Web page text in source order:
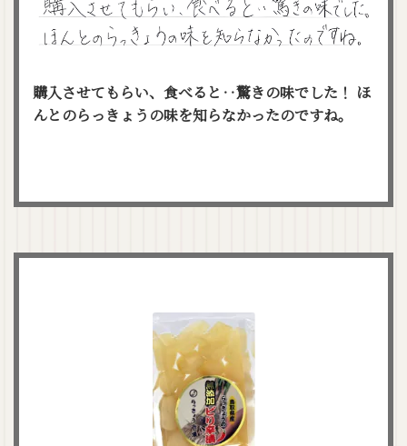
購入させてもらい、食べると‥驚きの味でした！ ほ
んとのらっきょうの味を知らなかったのですね。